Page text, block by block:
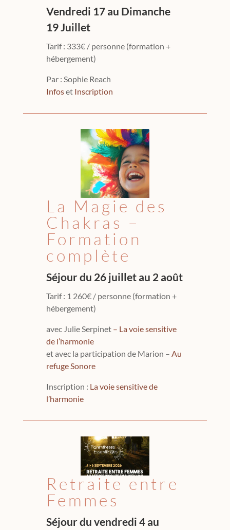
Vendredi 17 au Dimanche
19 Juillet
Tarif : 333€ / personne (formation +
hébergement)
Par : Sophie Reach
Infoset Inscription
La Magie des
Chakras –
Formation
complète
Séjour du 26 juillet au 2 août
Tarif : 1 260€ / personne (formation +
hébergement)
avec Julie Serpinet – La voie sensitive
de l’harmonie
et avec la participation de Marion – Au
refuge Sonore
Inscription : La voie sensitive de
l’harmonie
Retraite entre
Femmes
Séjour du vendredi 4 au